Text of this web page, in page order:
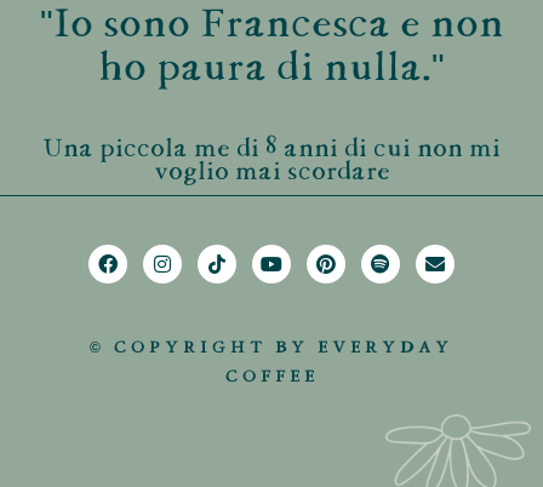
"Io sono Francesca e non
ho paura di nulla."
Una piccola me di 8 anni di cui non mi
voglio mai scordare
© COPYRIGHT BY EVERYDAY
COFFEE